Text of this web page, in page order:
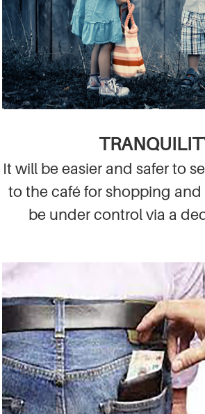
It will be easier and safer to
to the café for shopping
be under control via a